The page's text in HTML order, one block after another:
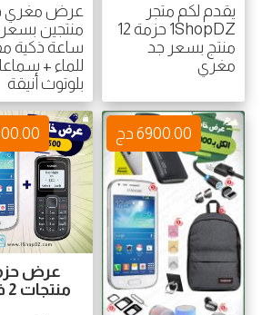
يقدم لكم متجر
1ShopDZ حزمة 12
منتج بسعر جد
مغري
عرض مغري
منتجين بسعر
ساعة ذكية
للماء +
بلوتوث أنيقة
6900.00 دج
عرض
منتجات 2 في 1